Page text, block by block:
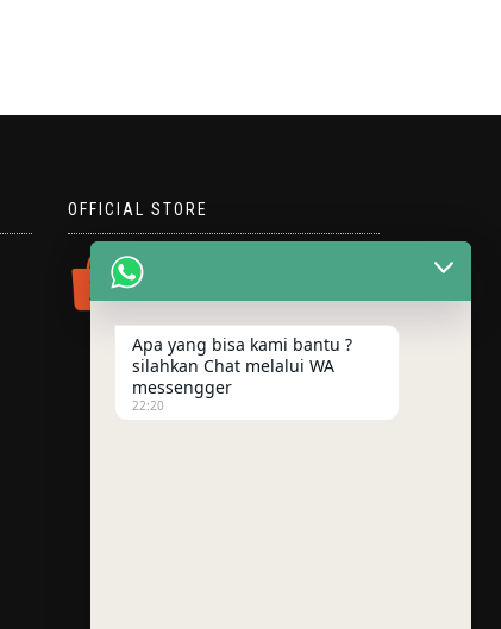
OFFICIAL STORE
Apa yang bisa kami bantu ?
silahkan Chat melalui WA
messengger
22:20